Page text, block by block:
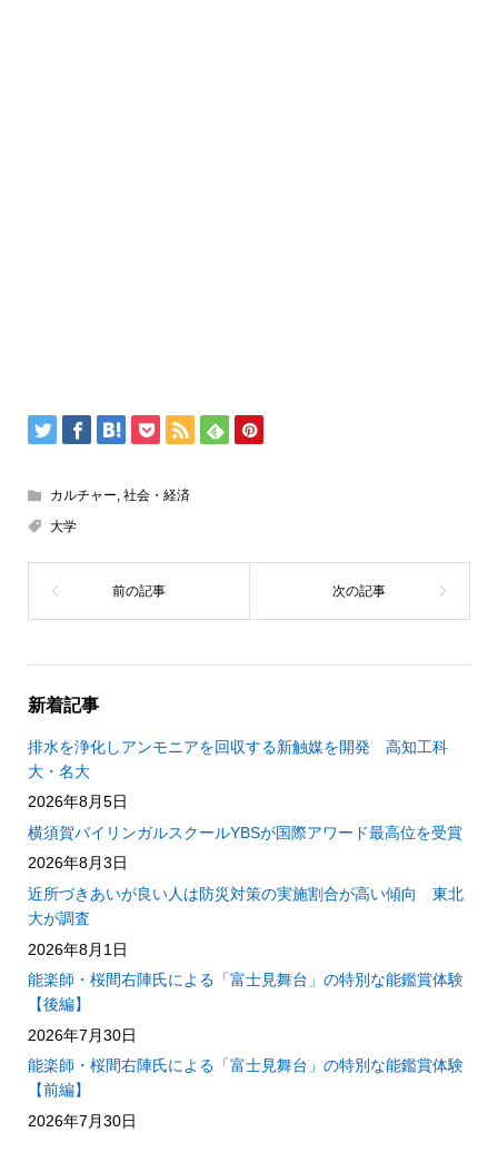
カルチャー 社会・経済
大学
新着記事
排水を浄化しアンモニアを回収する新触媒を開発 高知工科
大・名大
2026年8月5日
横須賀バイリンガルスクールYBSが国際アワード最高位を受賞
2026年8月3日
近所づきあいが良い人は防災対策の実施割合が高い傾向 東北
大が調査
2026年8月1日
能楽師・桜間右陣氏による「富士見舞台」の特別な能鑑賞体験
【後編】
2026年7月30日
能楽師・桜間右陣氏による「富士見舞台」の特別な能鑑賞体験
【前編】
2026年7月30日